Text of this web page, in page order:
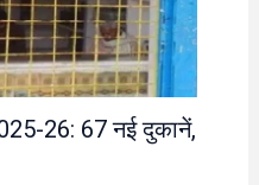
26: 67 नई दुकानें,